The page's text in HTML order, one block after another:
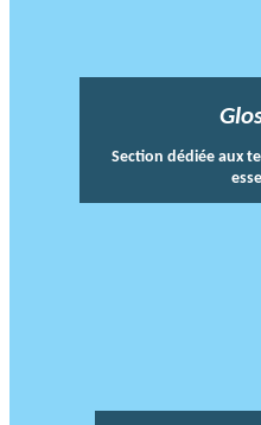
Section dédiée aux